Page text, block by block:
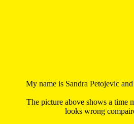
My name is Sandra Petojevic
The picture above shows a time
looks wrong